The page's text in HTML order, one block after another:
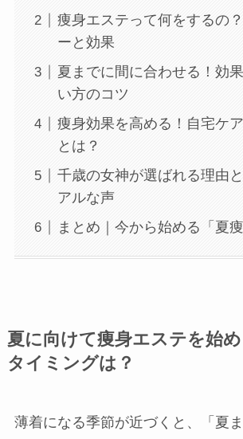
痩身エステって何をするの
ーと効果
夏までに間に合わせる！効
い方のコツ
痩身効果を高める！自宅ケ
とは？
千歳の女神が選ばれる理由
アルな声
まとめ｜今から始める「夏
夏に向けて痩身エステを始
タイミングは？
薄着になる季節が近づくと、「夏
西尾本店
岡崎店
三河安城店
久屋大通店
刈谷店